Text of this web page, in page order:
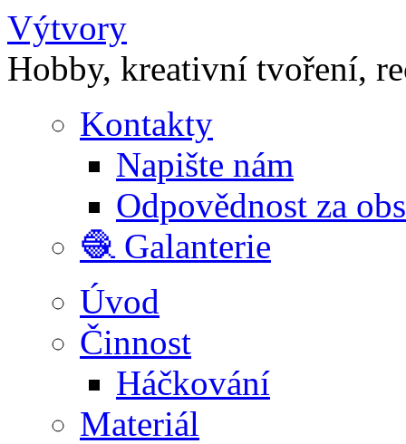
Výtvory
Hobby, kreativní tvoření,
Kontakty
Napište nám
Odpovědnost za
🧶 Galanterie
Úvod
Činnost
Háčkování
Materiál